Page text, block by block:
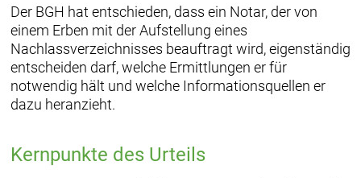
Der BGH hat entschieden, dass ein Notar, der von
einem Erben mit der Aufstellung eines
Nachlassverzeichnisses beauftragt wird, eigenständig
entscheiden darf, welche Ermittlungen er für
notwendig hält und welche Informationsquellen er
dazu heranzieht.
Kernpunkte des Urteils